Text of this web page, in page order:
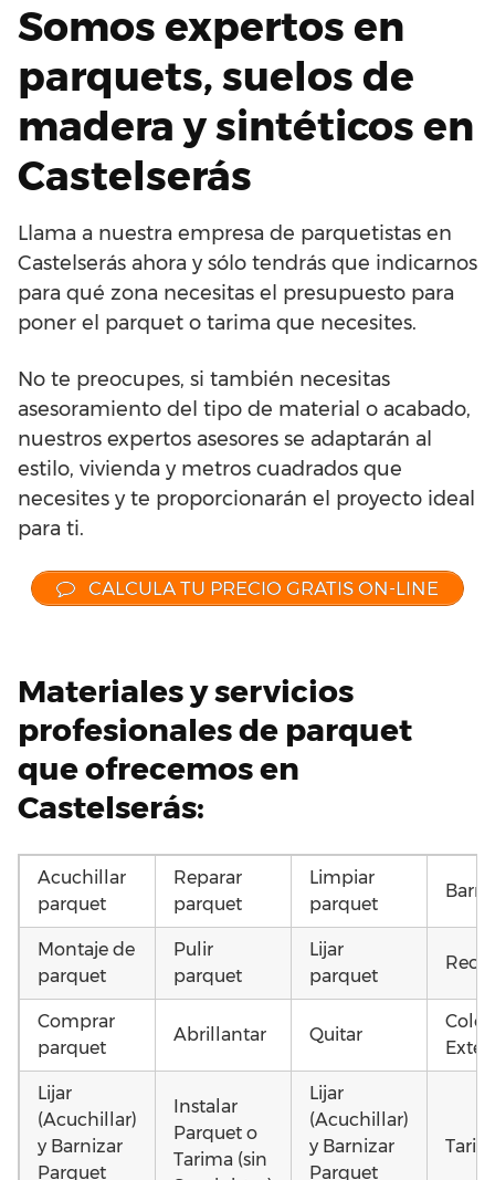
Somos expertos en
parquets, suelos de
madera y sintéticos en
Castelserás
Llama a nuestra empresa de parquetistas en
Castelserás ahora y sólo tendrás que indicarnos
para qué zona necesitas el presupuesto para
poner el parquet o tarima que necesites.
No te preocupes, si también necesitas
asesoramiento del tipo de material o acabado,
nuestros expertos asesores se adaptarán al
estilo, vivienda y metros cuadrados que
necesites y te proporcionarán el proyecto ideal
para ti.
CALCULA TU PRECIO GRATIS ON-LINE
Materiales y servicios
profesionales de parquet
que ofrecemos en
Castelserás:
Acuchillar
parquet
Reparar
parquet
Limpiar
parquet
Montaje de
parquet
Pulir
parquet
Lijar
parquet
Comprar
parquet
Abrillantar Quitar
Lijar
(Acuchillar)
y Barnizar
Parquet
Instalar
Parquet o
Tarima (sin
Lijar
(Acuchillar)
y Barnizar
Parquet